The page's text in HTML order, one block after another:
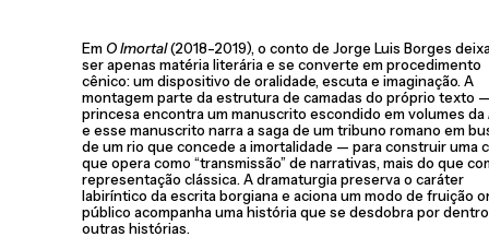
Em O Imortal(2018-2019), o conto de Jorge Luis Borges
ser apenas matéria literária e se converte em procedimento
cênico: um dispositivo de oralidade, escuta e imaginação. A
montagem parte da estrutura de camadas do próprio texto
princesa encontra um manuscrito escondido em volumes da
e esse manuscrito narra a saga de um tribuno romano em
de um rio que concede a imortalidade — para construir uma
que opera como “transmissão” de narrativas, mais do que
representação clássica. A dramaturgia preserva o caráter
labiríntico da escrita borgiana e aciona um modo de fruição
público acompanha uma história que se desdobra por
outras histórias.